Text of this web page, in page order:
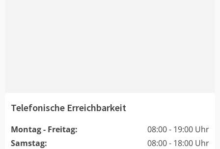
Telefonische Erreichbarkeit
Montag - Freitag:
08:00 - 19:00 Uhr
Samstag:
08:00 - 18:00 Uhr